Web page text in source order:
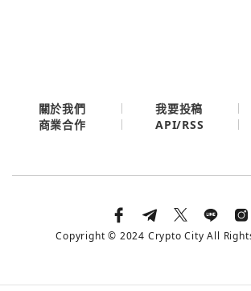
關於我們 我要投稿
商業合作
API/RSS
Copyright © 2024 Crypto City All